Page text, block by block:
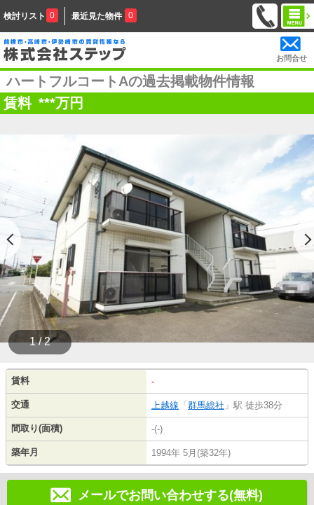
検討リスト 0 最近見た物件 0
お問合せ
ハートフルコートAの過去掲載物件情報
賃料 ***万円
1 / 2
賃料 -
交通 上越線 「 群馬総社 」駅 徒歩38分
間取り(面積) -(-)
築年月 1994年 5月(築32年)
メールでお問い合わせする(無料)